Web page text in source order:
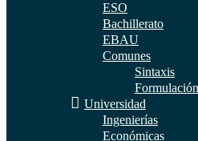
ESO
Bachillerato
EBAU
Comunes
Sintaxis
Universidad
Ingenierías
Económicas